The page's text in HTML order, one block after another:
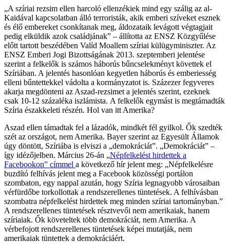
„A szíriai rezsim ellen harcoló ellenzékiek mind egy szálig az al-
Kaidával kapcsolatban álló terroristák, akik emberi szíveket esznek
és élő embereket csonkítanak meg, áldozataik levágott végtagjait
pedig elküldik azok családjának” – állította az ENSZ Közgyűlése
előtt tartott beszédében Valíd Moallem szíriai külügyminiszter. Az
ENSZ Emberi Jogi Bizottságának 2013. szeptemberi jelentése
szerint a felkelők is számos háborús bűncselekményt követtek el
Szíriában. A jelentés hasonlóan kegyetlen háborús és emberiesség
elleni bűntettekkel vádolta a kormányzatot is. Százezer fegyveres
akarja megdönteni az Aszad-rezsimet a jelentés szerint, ezeknek
csak 10-12 százaléka iszlámista. A felkelők egymást is megtámadták
Szíria északkeleti részén. Hol van itt Amerika?
Aszad ellen támadtak fel a lázadók, mindkét fél gyilkol. Ők szedték
szét az országot, nem Amerika. Bayer szerint az Egyesült Államok
úgy döntött, Szíriába is elviszi a „demokráciát”. „Demokráciát” –
így idézőjelben. Március 26-án „Népfelkelést hirdettek a
Facebookon” címmel a következő hír jelent meg: „Népfelkelésre
buzdító felhívás jelent meg a Facebook közösségi portálon
szombaton, egy nappal azután, hogy Szíria legnagyobb városaiban
vérfürdőbe torkollottak a rendszerellenes tüntetések. A felhívásban
szombatra népfelkelést hirdettek meg minden szíriai tartományban.”
A rendszerellenes tüntetések résztvevői nem amerikaiak, hanem
szíriaiak. Ők követeltek több demokráciát, nem Amerika. A
vérbefojott rendszerellenes tüntetések képei mutatják, nem
amerikaiak tüntettek a demokráciáért.